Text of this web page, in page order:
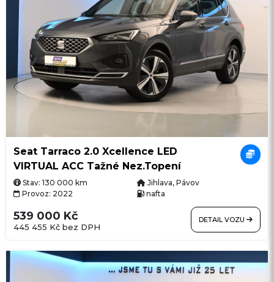
Seat Tarraco 2.0 Xcellence LED
VIRTUAL ACC Tažné Nez.Topení
Stav: 130 000 km
Jihlava, Pávov
Provoz: 2022
nafta
445 455 Kč bez DPH
539 000 Kč DETAIL VOZU